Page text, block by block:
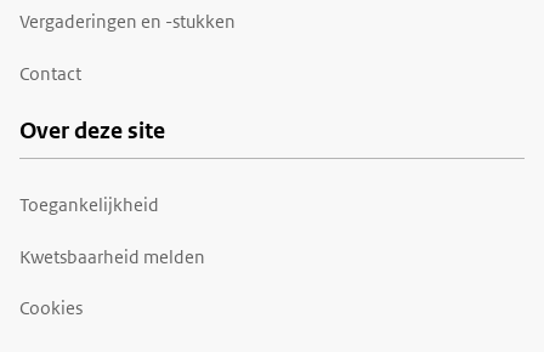
Vergaderingen en -stukken
Contact
Over deze site
Toegankelijkheid
Kwetsbaarheid melden
Cookies